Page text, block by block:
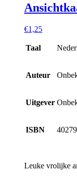
€1,25
Taal
Auteur
Uitgever
ISBN
Leuke vrolijke